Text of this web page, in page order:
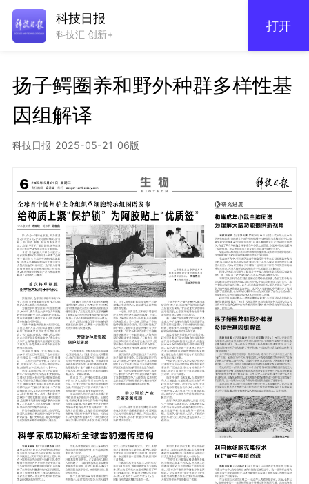
科技日报
科技汇 创新+
打开
扬子鳄圈养和野外种群多样性基
因组解译
科技日报 2025-05-21 06版